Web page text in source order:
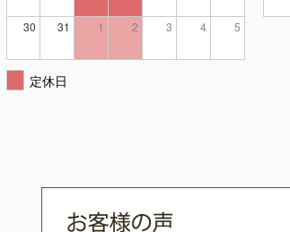
30 31 1 2 3 4 5
定休日